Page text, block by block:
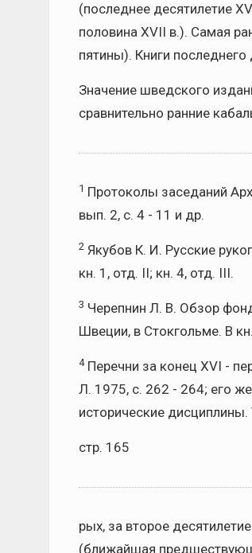
(последнее десятилетие
половина XVII в.). Самая
пятины). Книги
Значение шведского
сравнительно ранние
1 Протоколы заседаний
вып. 2, с. 4 - 11 и др.
2 Якубов К. И. Русские
кн. 1, отд. II; кн. 4, отд. III.
3 Черепнин Л. В. Обзор
Швеции, в Стокгольме. В
4Перечни за конец XVI -
Л. 1975, с. 262 - 264; его
исторические
стр. 165
рых, за второе
(ближайшая